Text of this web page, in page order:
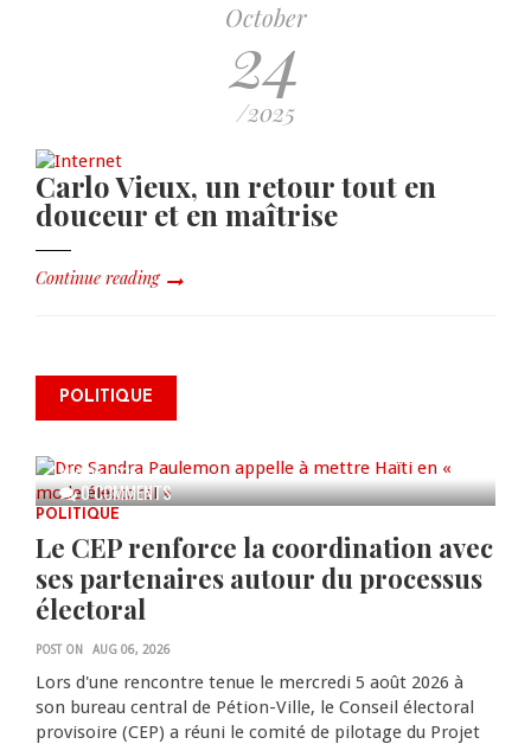
October
24
/2025
Carlo Vieux, un retour tout en
douceur et en maîtrise
Continue reading
POLITIQUE
0 COMMENTS
mettre Haïti en « mode électoral
» à travers une vaste campagne
AUG 06, 2026
POLITIQUE
Le CEP renforce la coordination avec
ses partenaires autour du processus
électoral
POST ON AUG 06, 2026
Lors d'une rencontre tenue le mercredi 5 août 2026 à
son bureau central de Pétion-Ville, le Conseil électoral
provisoire (CEP) a réuni le comité de pilotage du Projet